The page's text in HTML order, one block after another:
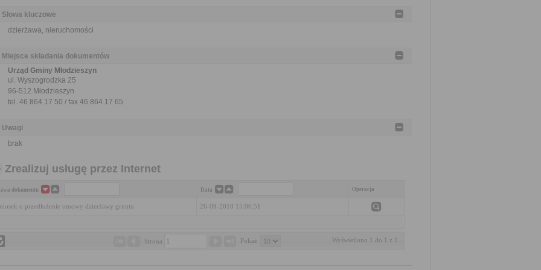
Słowa kluczowe
dzierżawa, nieruchomości
Miejsce składania dokumentów
Urząd Gminy Młodzieszyn
ul. Wyszogrodzka 25
96-512 Młodzieszyn
tel. 46 864 17 50 / fax 46 864 17 65
Uwagi
brak
Zrealizuj usługę przez Internet
dokumentu Data Operacja
o przedłużenie umowy dzierżawy gruntu 26-09-2018 15:06:51
Strona Pokaż Wyświetlono 1 do 1 z 1